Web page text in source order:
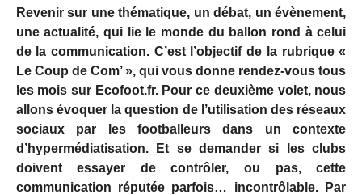
Revenir sur une thématique, un débat, un évènement,
une actualité, qui lie le monde du ballon rond à celui
de la communication. C’est l’objectif de la rubrique «
Le Coup de Com’ », qui vous donne rendez-vous tous
les mois sur Ecofoot.fr. Pour ce deuxième volet, nous
allons évoquer la question de l’utilisation des réseaux
sociaux par les footballeurs dans un contexte
d’hypermédiatisation. Et se demander si les clubs
doivent essayer de contrôler, ou pas, cette
communication réputée parfois… incontrôlable. Par